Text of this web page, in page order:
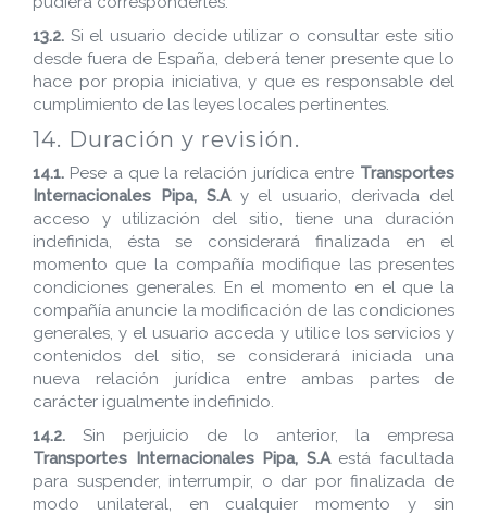
13.2. Si el usuario decide utilizar o consultar este sitio
desde fuera de España, deberá tener presente que lo
hace por propia iniciativa, y que es responsable del
cumplimiento de las leyes locales pertinentes.
14. Duración y revisión.
14.1. Pese a que la relación jurídica entre Transportes
Internacionales Pipa, S.Ay el usuario, derivada del
acceso y utilización del sitio, tiene una duración
indefinida, ésta se considerará finalizada en el
momento que la compañía modifique las presentes
condiciones generales. En el momento en el que la
compañía anuncie la modificación de las condiciones
generales, y el usuario acceda y utilice los servicios y
contenidos del sitio, se considerará iniciada una
nueva relación jurídica entre ambas partes de
carácter igualmente indefinido.
14.2. Sin perjuicio de lo anterior, la empresa
Transportes Internacionales Pipa, S.Aestá facultada
para suspender, interrumpir, o dar por finalizada de
modo unilateral, en cualquier momento y sin